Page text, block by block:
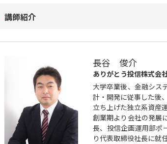
講師紹介
長谷 俊介
ありがとう投信株式会
大学卒業後、金融シス
計・開発に従事した後
立ち上げた独立系資産
創業期より会社の発展
長、投信企画運用部ポ
り代表取締役社長に就任